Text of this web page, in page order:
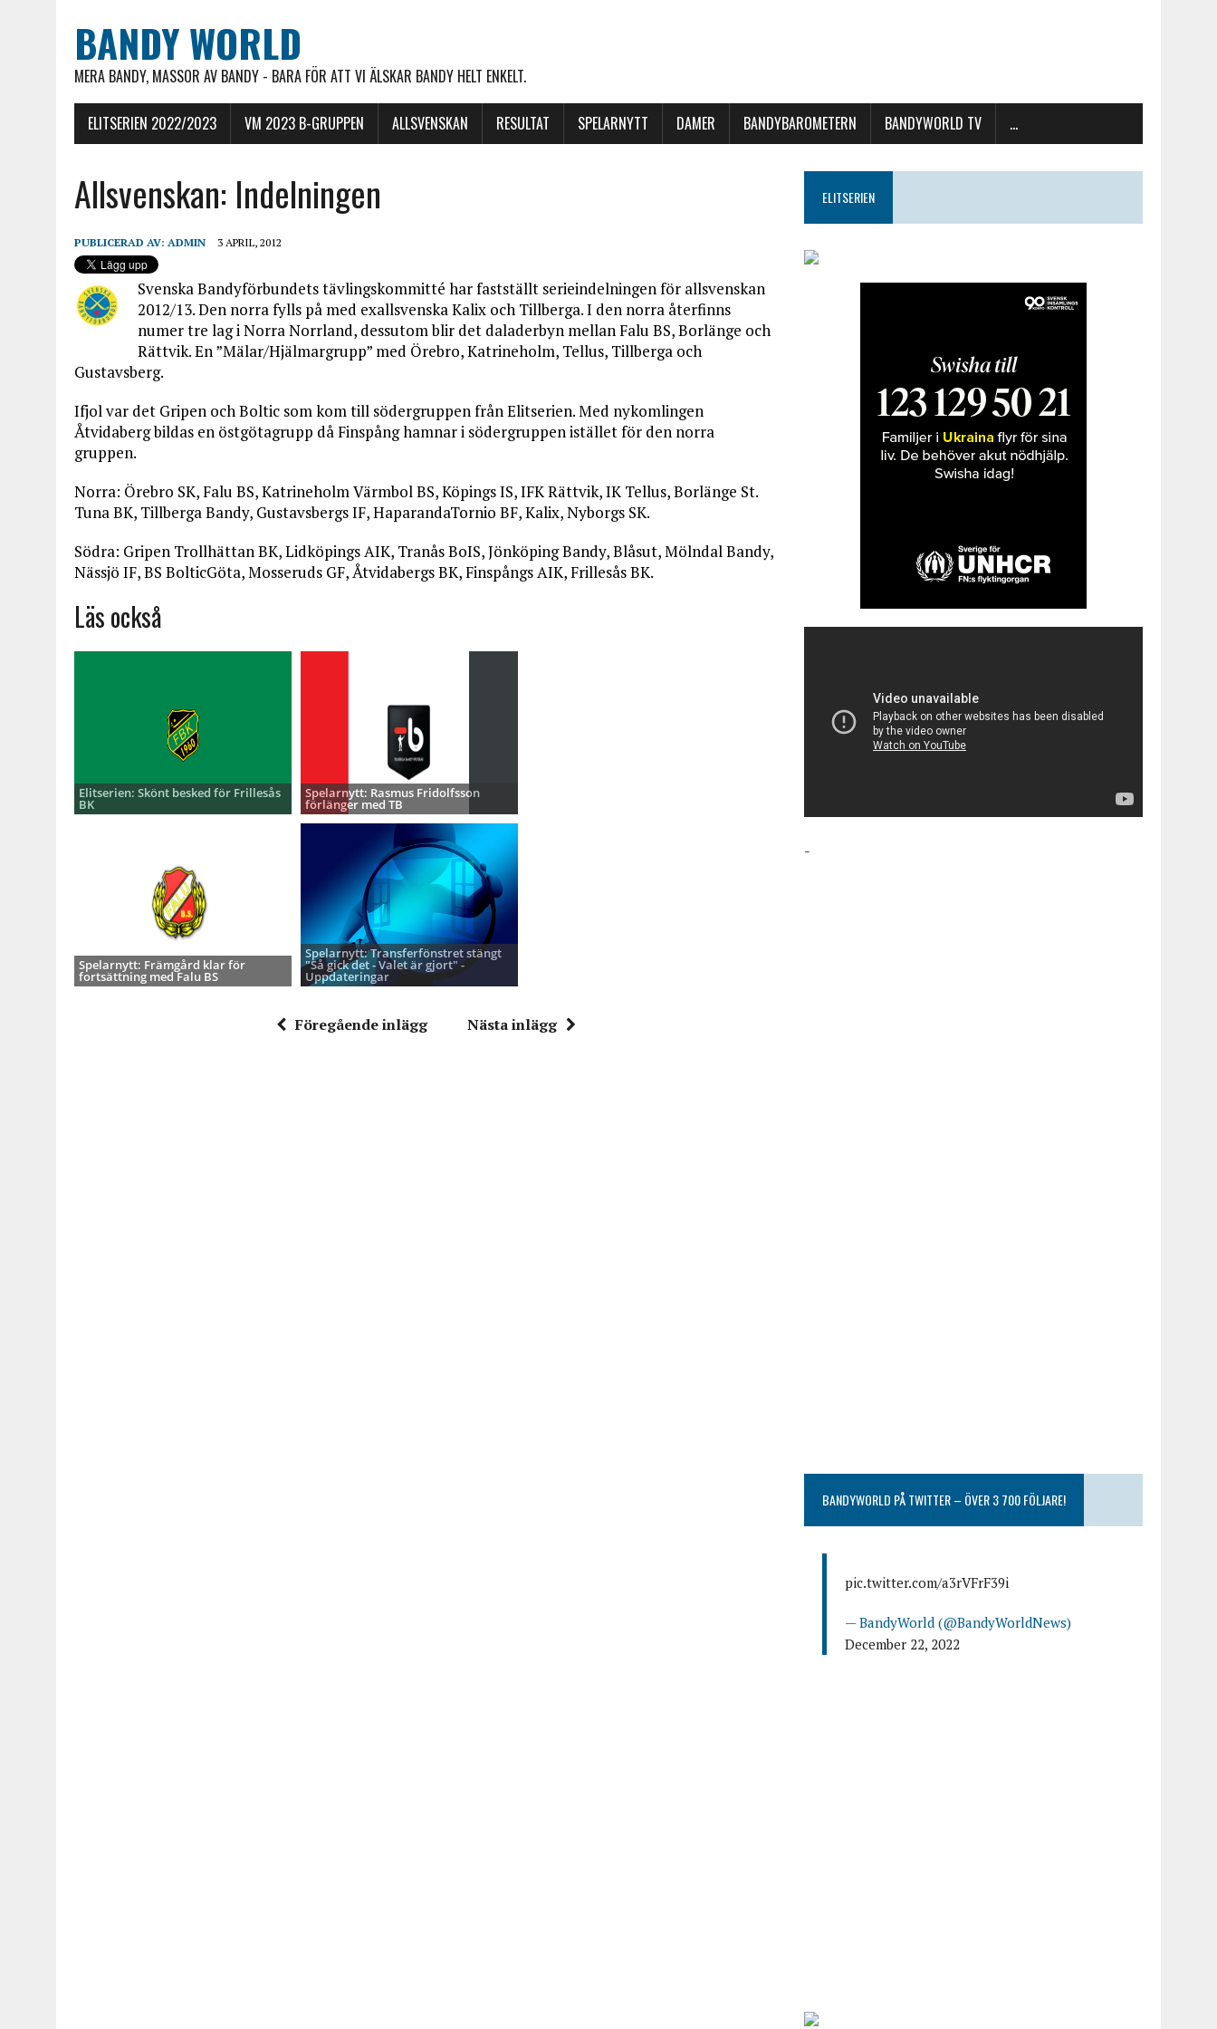
BANDY WORLD
MERA BANDY, MASSOR AV BANDY - BARA FÖR ATT VI ÄLSKAR BANDY HELT ENKELT.
ELITSERIEN 2022/2023 VM 2023 B-GRUPPEN ALLSVENSKAN RESULTAT SPELARNYTT DAMER BANDYBAROMETERN BANDYWORLD TV …
Allsvenskan: Indelningen
PUBLICERAD AV: ADMIN 3 APRIL, 2012
Svenska Bandyförbundets tävlingskommitté har fastställt serieindelningen för allsvenskan
2012/13. Den norra fylls på med exallsvenska Kalix och Tillberga. I den norra återfinns
numer tre lag i Norra Norrland, dessutom blir det daladerbyn mellan Falu BS, Borlänge och
Rättvik. En ”Mälar/Hjälmargrupp” med Örebro, Katrineholm, Tellus, Tillberga och
Gustavsberg.
Ifjol var det Gripen och Boltic som kom till södergruppen från Elitserien. Med nykomlingen
Åtvidaberg bildas en östgötagrupp då Finspång hamnar i södergruppen istället för den norra
gruppen.
Norra: Örebro SK, Falu BS, Katrineholm Värmbol BS, Köpings IS, IFK Rättvik, IK Tellus, Borlänge St.
Tuna BK, Tillberga Bandy, Gustavsbergs IF, HaparandaTornio BF, Kalix, Nyborgs SK.
Södra: Gripen Trollhättan BK, Lidköpings AIK, Tranås BoIS, Jönköping Bandy, Blåsut, Mölndal Bandy,
Nässjö IF, BS BolticGöta, Mosseruds GF, Åtvidabergs BK, Finspångs AIK, Frillesås BK.
Läs också
Elitserien: Skönt besked för Frillesås
BK
Spelarnytt: Rasmus Fridolfsson
förlänger med TB
Spelarnytt: Främgård klar för
fortsättning med Falu BS
Spelarnytt: Transferfönstret stängt
"Så gick det - Valet är gjort" -
Uppdateringar
Föregående inlägg Nästa inlägg
ELITSERIEN
-
BANDYWORLD PÅ TWITTER – ÖVER 3 700 FÖLJARE!
pic.twitter.com/a3rVFrF39i
— BandyWorld (@BandyWorldNews)
December 22, 2022